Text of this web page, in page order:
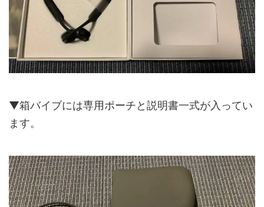
▼箱バイブには専用ポーチと説明書一式が入ってい
ます。